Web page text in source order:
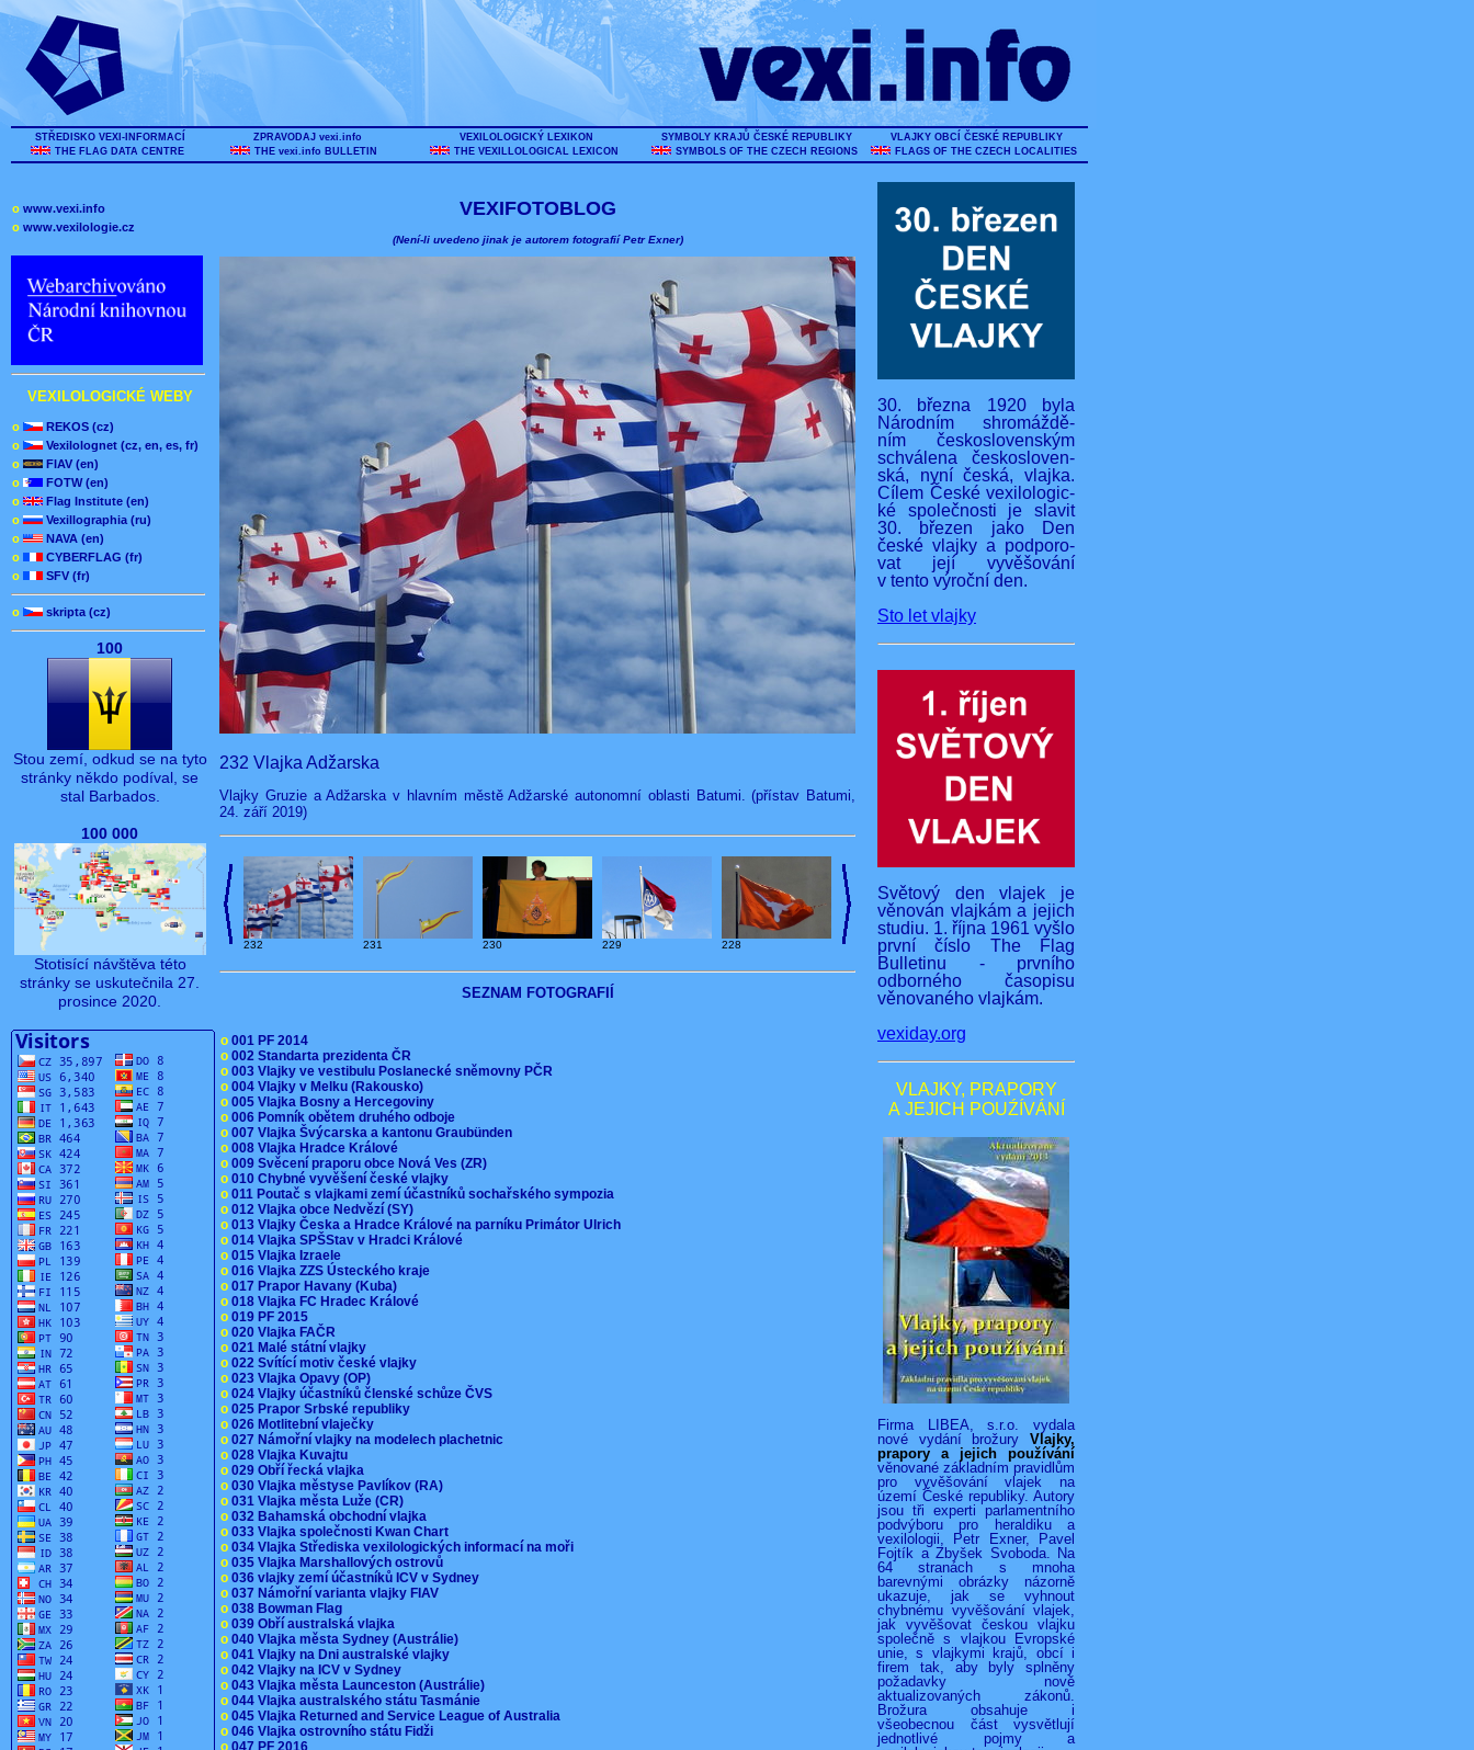
STŘEDISKO VEXI-INFORMACÍ
THE FLAG DATA CENTRE
ZPRAVODAJ vexi.info
THE vexi.info BULLETIN
VEXILOLOGICKÝ LEXIKON
THE VEXILLOLOGICAL LEXICON
SYMBOLY KRAJŮ ČESKÉ REPUBLIKY
SYMBOLS OF THE CZECH REGIONS
VLAJKY OBCÍ ČESKÉ REPUBLIKY
FLAGS OF THE CZECH LOCALITIES
o www.vexi.info
o www.vexilologie.cz
VEXILOLOGICKÉ WEBY
o
REKOS (cz)
o
Vexilolognet (cz, en, es, fr)
o
FIAV (en)
o
FOTW (en)
o
Flag Institute (en)
o
Vexillographia (ru)
o
NAVA (en)
o
CYBERFLAG (fr)
o
SFV (fr)
o skripta (cz)
100
Stou zemí, odkud se na tyto
stránky někdo podíval, se
stal Barbados.
100 000
Stotisící návštěva této
stránky se uskutečnila 27.
prosince 2020.
VEXIFOTOBLOG
(Není-li uvedeno jinak je autorem fotografií Petr Exner)
232 Vlajka Adžarska
Vlajky Gruzie a Adžarska v hlavním městě Adžarské autonomní oblasti Batumi. (přístav Batumi,
24. září 2019)
232 231 230 229 228
SEZNAM FOTOGRAFIÍ
o 001 PF 2014
o 002 Standarta prezidenta ČR
o 003 Vlajky ve vestibulu Poslanecké sněmovny PČR
o 004 Vlajky v Melku (Rakousko)
o 005 Vlajka Bosny a Hercegoviny
o 006 Pomník obětem druhého odboje
o 007 Vlajka Švýcarska a kantonu Graubünden
o 008 Vlajka Hradce Králové
o 009 Svěcení praporu obce Nová Ves (ZR)
o 010 Chybné vyvěšení české vlajky
o 011 Poutač s vlajkami zemí účastníků sochařského sympozia
o 012 Vlajka obce Nedvězí (SY)
o 013 Vlajky Česka a Hradce Králové na parníku Primátor Ulrich
o 014 Vlajka SPŠStav v Hradci Králové
o 015 Vlajka Izraele
o 016 Vlajka ZZS Ústeckého kraje
o 017 Prapor Havany (Kuba)
o 018 Vlajka FC Hradec Králové
o 019 PF 2015
o 020 Vlajka FAČR
o 021 Malé státní vlajky
o 022 Svítící motiv české vlajky
o 023 Vlajka Opavy (OP)
o 024 Vlajky účastníků členské schůze ČVS
o 025 Prapor Srbské republiky
o 026 Motlitební vlaječky
o 027 Námořní vlajky na modelech plachetnic
o 028 Vlajka Kuvajtu
o 029 Obří řecká vlajka
o 030 Vlajka městyse Pavlíkov (RA)
o 031 Vlajka města Luže (CR)
o 032 Bahamská obchodní vlajka
o 033 Vlajka společnosti Kwan Chart
o 034 Vlajka Střediska vexilologických informací na moři
o 035 Vlajka Marshallových ostrovů
o 036 vlajky zemí účastníků ICV v Sydney
o 037 Námořní varianta vlajky FIAV
o 038 Bowman Flag
o 039 Obří australská vlajka
o 040 Vlajka města Sydney (Austrálie)
o 041 Vlajky na Dni australské vlajky
o 042 Vlajky na ICV v Sydney
o 043 Vlajka města Launceston (Austrálie)
o 044 Vlajka australského státu Tasmánie
o 045 Vlajka Returned and Service League of Australia
o 046 Vlajka ostrovního státu Fidži
o 047 PF 2016
30. března 1920 byla
Národním shromáždě-
ním československým
schválena českosloven-
ská, nyní česká, vlajka.
Cílem České vexilologic-
ké společnosti je slavit
30. březen jako Den
české vlajky a podporo-
vat její vyvěšování
v tento výroční den.
Sto let vlajky
Světový den vlajek je
věnován vlajkám a jejich
studiu. 1. října 1961 vyšlo
první číslo The Flag
Bulletinu - prvního
odborného časopisu
věnovaného vlajkám.
vexiday.org
VLAJKY, PRAPORY
A JEJICH POUŹÍVÁNÍ
Firma LIBEA, s.r.o. vydala
nové vydání brožury Vlajky,
prapory a jejich používání
věnované základním pravidlům
pro vyvěšování vlajek na
území České republiky. Autory
jsou tři experti parlamentního
podvýboru pro heraldiku a
vexilologii, Petr Exner, Pavel
Fojtík a Zbyšek Svoboda. Na
64 stranách s mnoha
barevnými obrázky názorně
ukazuje, jak se vyhnout
chybnému vyvěšování vlajek,
jak vyvěšovat českou vlajku
společně s vlajkou Evropské
unie, s vlajkymi krajů, obcí i
firem tak, aby byly splněny
požadavky nově
aktualizovaných zákonů.
Brožura obsahuje i
všeobecnou část vysvětlují
jednotlivé pojmy a